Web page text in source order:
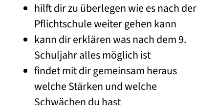
hilft dir zu überlegen wie es nach der
Pflichtschule weiter gehen kann
kann dir erklären was nach dem 9.
Schuljahr alles möglich ist
findet mit dir gemeinsam heraus
welche Stärken und welche